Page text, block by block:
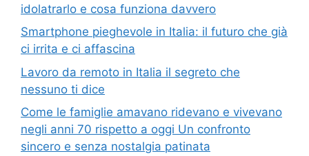
idolatrarlo e cosa funziona davvero
Smartphone pieghevole in Italia: il futuro che già
ci irrita e ci affascina
Lavoro da remoto in Italia il segreto che
nessuno ti dice
Come le famiglie amavano ridevano e vivevano
negli anni 70 rispetto a oggi Un confronto
sincero e senza nostalgia patinata